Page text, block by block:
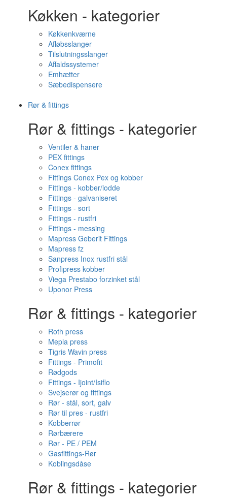
Køkken - kategorier
Køkkenkværne
Afløbsslanger
Tilslutningsslanger
Affaldssystemer
Emhætter
Sæbedispensere
Rør & fittings
Rør & fittings - kategorier
Ventiler & haner
PEX fittings
Conex fittings
Fittings Conex Pex og kobber
Fittings - kobber/lodde
Fittings - galvaniseret
Fittings - sort
Fittings - rustfri
Fittings - messing
Mapress Geberit Fittings
Mapress fz
Sanpress Inox rustfri stål
Profipress kobber
Viega Prestabo forzinket stål
Uponor Press
Rør & fittings - kategorier
Roth press
Mepla press
Tigris Wavin press
Fittings - Primofit
Rødgods
Fittings - Ijoint/Isiflo
Svejserør og fittings
Rør - stål, sort, galv
Rør til pres - rustfri
Kobberrør
Rørbærere
Rør - PE / PEM
Gasfittings-Rør
Koblingsdåse
Rør & fittings - kategorier